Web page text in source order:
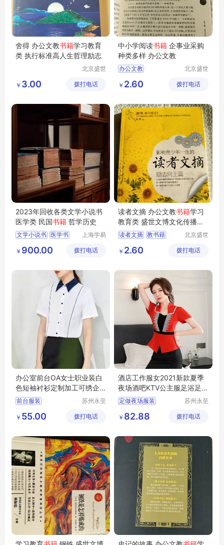
舍得 办公文教书籍学习教育
类 执行标准高人生哲理励志
北京盛世
传播中心
￥ 3.00 拨打电话
中小学阅读书籍 企事业采购
种类多样 办公文教
办公文教
北京盛世
传播中心
￥ 2.60 拨打电话
2023年回收各类文学小说书
医学类 民国书籍 哲学历史
文学小说书 医学书
历史书籍
上海学易
限公司
￥ 900.00 拨打电话
读者文摘 办公文教书籍学习
教育类 盛世文博文化传播中
心
读者文摘 教书籍
北京盛世
传播中心
￥ 2.60 拨打电话
办公室前台OA女士职业装白
色短袖衬衫定制加工可绣企
业标志
前台服装
女士白衬衫
银行前台服装
苏州永至
限公司
￥ 55.00 拨打电话
酒店工作服女2021新款夏季
夜场酒吧KTV公主服足浴足疗
技师服套装
定做夜场服装
KTV服装 小姐服装
苏州永至
限公司
￥ 82.88 拨打电话